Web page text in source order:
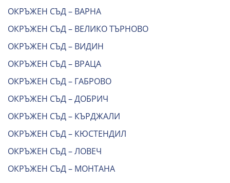
ОКРЪЖЕН СЪД – ВАРНА
ОКРЪЖЕН СЪД – ВЕЛИКО ТЪРНОВО
ОКРЪЖЕН СЪД – ВИДИН
ОКРЪЖЕН СЪД – ВРАЦА
ОКРЪЖЕН СЪД – ГАБРОВО
ОКРЪЖЕН СЪД – ДОБРИЧ
ОКРЪЖЕН СЪД – КЪРДЖАЛИ
ОКРЪЖЕН СЪД – КЮСТЕНДИЛ
ОКРЪЖЕН СЪД – ЛОВЕЧ
ОКРЪЖЕН СЪД – МОНТАНА